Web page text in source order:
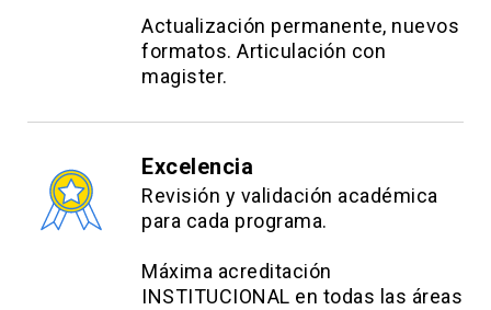
Actualización permanente, nuevos
formatos. Articulación con
magister.
Excelencia
Revisión y validación académica
para cada programa.
Máxima acreditación
INSTITUCIONAL en todas las áreas